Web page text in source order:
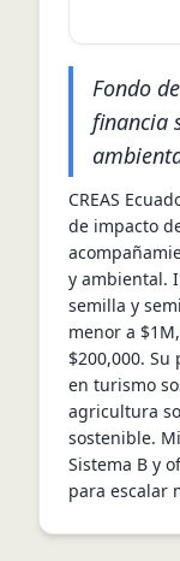
Fondo
financia
CREAS
de impacto
y ambiental.
semilla y
menor a
$200,000.
en turismo
agricultura
sostenible.
Sistema B y
para escalar